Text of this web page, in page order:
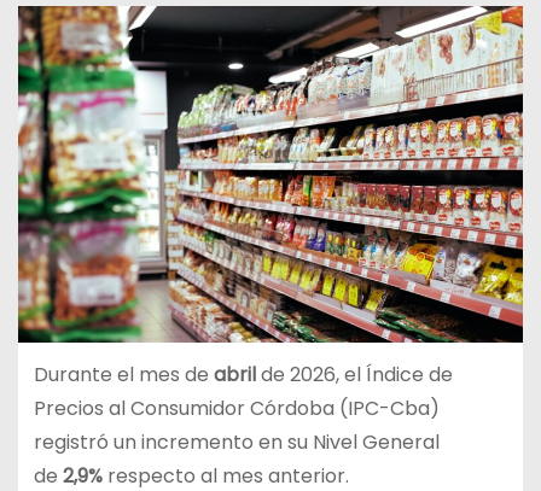
Durante el mes de abrilde 2026, el Índice de
Precios al Consumidor Córdoba (IPC-Cba)
registró un incremento en su Nivel General
de 2,9%respecto al mes anterior.